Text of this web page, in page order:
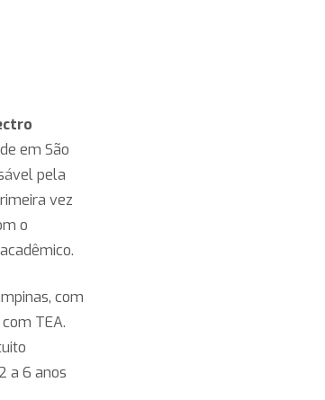
em São
pela
vez
o
com
TEA.
a 6 anos